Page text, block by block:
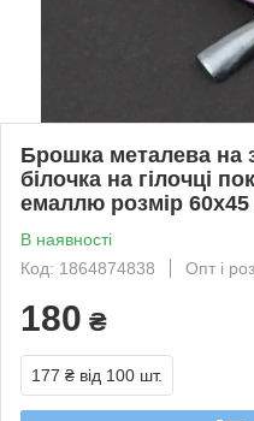
Брошка металева на
білочка на гілочці
емаллю розмір
В наявності
Код: 1864874838
Опт і
180 ₴
177 ₴ від 100 шт.